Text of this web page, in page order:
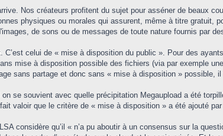
Nos créateurs profitent du sujet pour asséner de beaux
physiques ou morales qui assurent, même à titre gratuit,
de sons ou de messages de toute nature fournis par
C’est celui de « mise à disposition du public ». Pour des
mise à disposition possible des fichiers (via par exemple
sans partage et donc sans « mise à disposition » possible, il
on se souvient avec quelle précipitation Megaupload a été
valoir que le critère de « mise à disposition » a été ajouté
considère qu’il « n’a pu aboutir à un consensus sur la